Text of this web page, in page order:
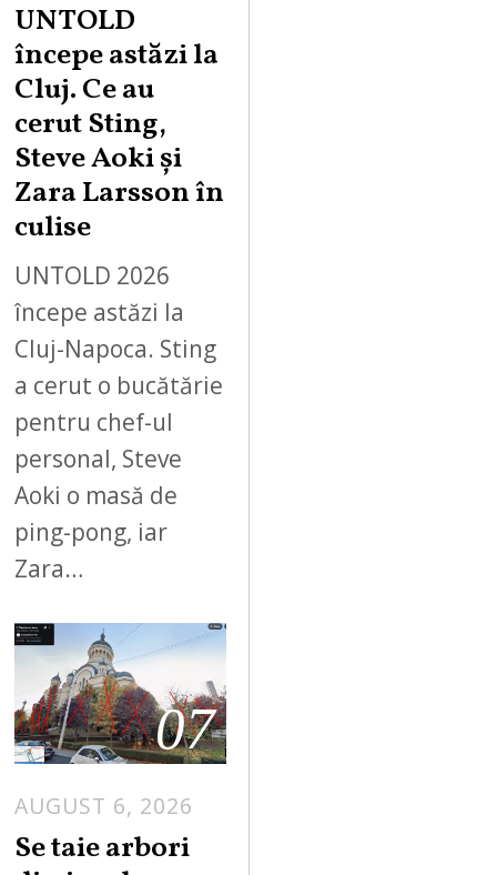
UNTOLD
începe astăzi la
Cluj. Ce au
cerut Sting,
Steve Aoki și
Zara Larsson în
culise
UNTOLD 2026
începe astăzi la
Cluj-Napoca. Sting
a cerut o bucătărie
pentru chef-ul
personal, Steve
Aoki o masă de
ping-pong, iar
Zara…
07
AUGUST 6, 2026
Se taie arbori